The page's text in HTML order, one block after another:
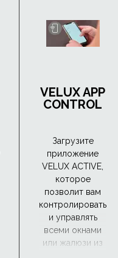
VELUX APP
CONTROL
Загрузите
приложение
VELUX ACTIVE,
которое
позволит вам
контролировать
и управлять
всеми окнами
или жалюзи из